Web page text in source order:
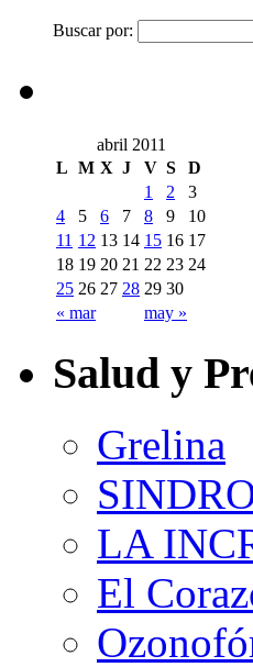
Buscar por:
abril 2011
L M X J V S D
« mar may »
1 2
3
4
5 6 7 8 9
10
11 12 13 14 15 16 17
18 19 20 21 22 23 24
25 26 27 28 29 30
Salud y
Grelina
LA
El